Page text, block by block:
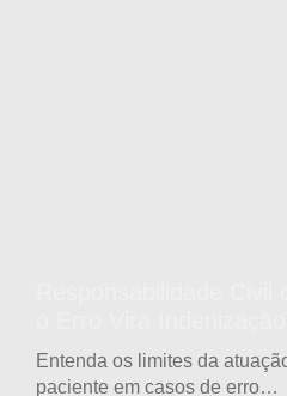
Entenda os limites da
paciente em casos de erro…